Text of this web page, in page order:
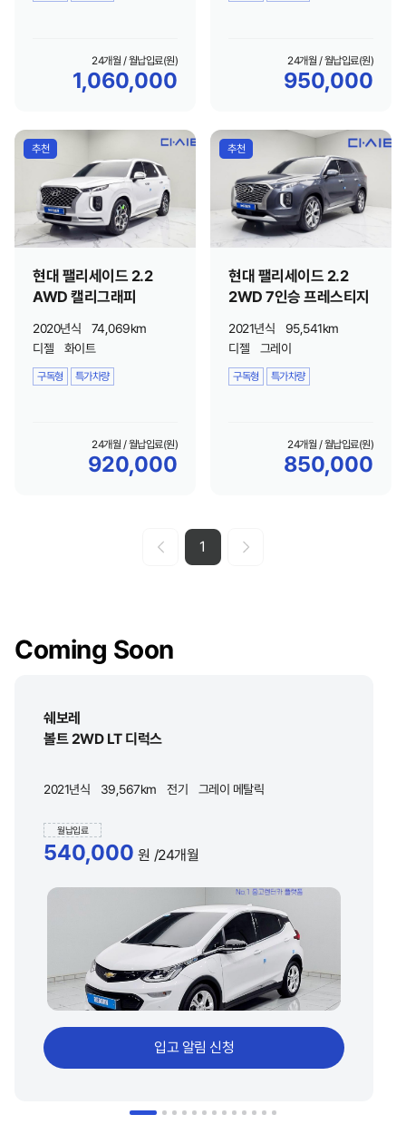
24개월 / 월납입료(원)
1,060,000
24개월 / 월납입료(원)
950,000
현대 팰리세이드 2.2
AWD 캘리그래피
2020년식
74,069km
디젤
화이트
추천
구독형 특가차량
24개월 / 월납입료(원)
920,000
현대 팰리세이드 2.2
2WD 7인승 프레스티지
2021년식
95,541km
디젤
그레이
추천
구독형 특가차량
24개월 / 월납입료(원)
850,000
1
Coming Soon
쉐보레
볼트 2WD LT 디럭스
2021년식 39,567km 전기 그레이 메탈릭
월납입료
540,000 원 /24개월
입고 알림 신청